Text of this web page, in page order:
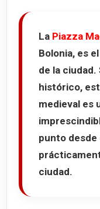
La Piazza
Bolonia, es
de la
histórico,
medieval es
punto desde
ciudad.